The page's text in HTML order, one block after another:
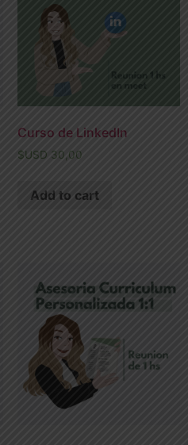
Curso de LinkedIn
$USD 30,00
Add to cart